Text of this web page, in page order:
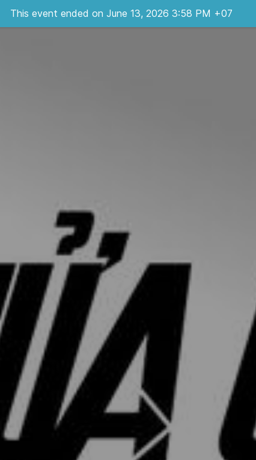
This event ended on June 13, 2026 3:58 PM +07